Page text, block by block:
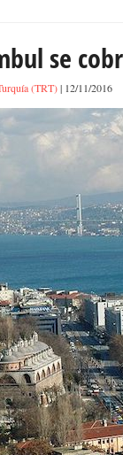
se
(TRT)| 12/11/2016